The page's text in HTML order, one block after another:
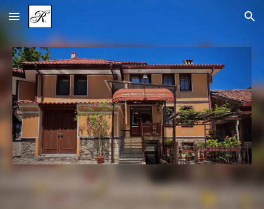
Skip to main content Skip to navigation